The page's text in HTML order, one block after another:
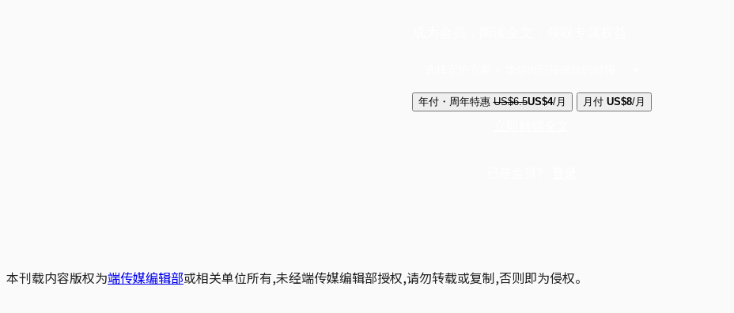
年付・周年特惠 US$6.5US$4/月 月付 US$8/月
本刊载内容版权为端传媒编辑部或相关单位所有,未经端传媒编辑部授权,请勿转载或复制,否则即为侵权。